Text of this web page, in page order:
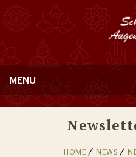
MENU
HOME NEWS